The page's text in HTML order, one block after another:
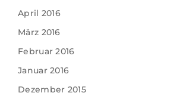
April 2016
März 2016
Februar 2016
Januar 2016
Dezember 2015